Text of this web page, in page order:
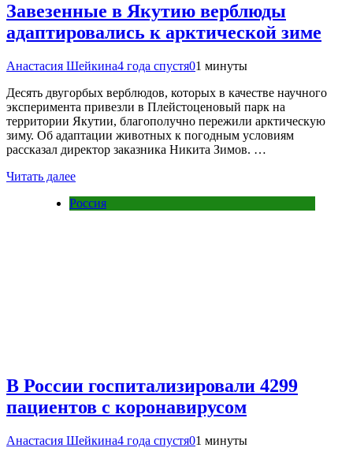
Завезенные в Якутию верблюды
адаптировались к арктической зиме
Анастасия Шейкина4 года спустя01 минуты
Десять двугорбых верблюдов, которых в качестве научного
эксперимента привезли в Плейстоценовый парк на
территории Якутии, благополучно пережили арктическую
зиму. Об адаптации животных к погодным условиям
рассказал директор заказника Никита Зимов. …
Читать далее
Россия
В России госпитализировали 4299
пациентов с коронавирусом
Анастасия Шейкина4 года спустя01 минуты